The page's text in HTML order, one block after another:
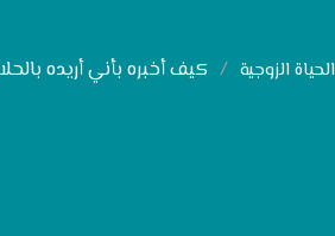
الحياة الزوجية كيف أخبره بأني أريده